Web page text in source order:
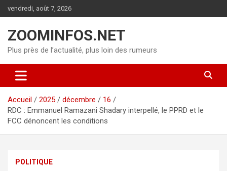
au
vendredi, août 7, 2026
ZOOMINFOS.NET
Plus près de l’actualité, plus loin des rumeurs
Accueil 2025 décembre
16
RDC : Emmanuel Ramazani Shadary interpellé, le PPRD et le
FCC dénoncent les conditions
POLITIQUE